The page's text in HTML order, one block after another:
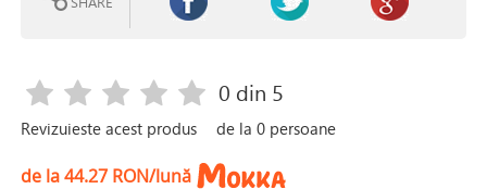
Revizuieste acest produs
0 din 5
de la0 persoane
de la 44.27 RON/lună